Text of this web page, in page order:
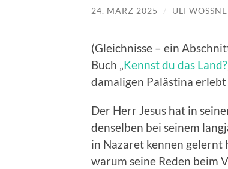
24. MÄRZ 2025 / ULI WÖSSNER
(Gleichnisse – ein
Buch „Kennst du das Land?
damaligen Palästina erlebt
Der Herr Jesus hat in
denselben bei seinem
in Nazaret kennen gelernt
warum seine Reden beim